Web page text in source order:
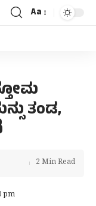
Font
Aa
ತಂಡ,
pm
2 Min Read